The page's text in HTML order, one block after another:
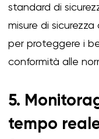
standard di
misure di
per proteggere i
conformità alle
5.
tempo